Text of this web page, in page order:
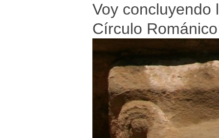
Voy concluyendo
Círculo